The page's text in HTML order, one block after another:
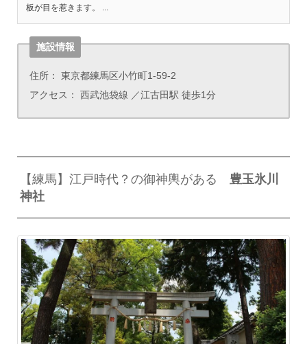
板が目を惹きます。 ...
施設情報
住所： 東京都練馬区小竹町1-59-2
アクセス： 西武池袋線 ／江古田駅 徒歩1分
【練馬】江戸時代？の御神輿がある 豊玉氷川
神社